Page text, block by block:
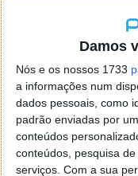
Damos
Nós e os nossos 1733
a informações num
dados pessoais, como
padrão enviadas por
conteúdos
conteúdos, pesquisa
serviços. Com a sua
localizaçao
o firefox
tentei
firefox mas
agradecido,
Responder
Vítor M.